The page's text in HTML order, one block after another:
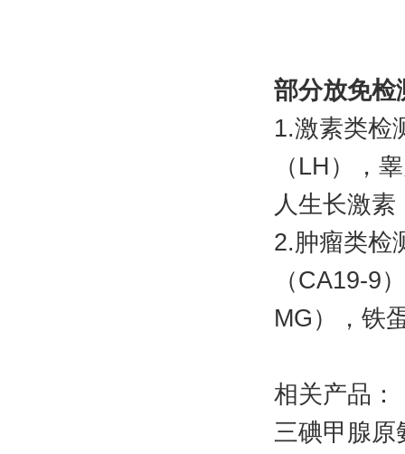
部分放免检
1.激素类检
（LH），
人生长激
2.肿瘤类检
（CA19-9
MG），铁
相关产品：
三碘甲腺原